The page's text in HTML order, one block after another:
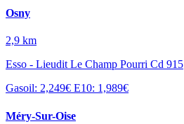
Osny
2,9 km
Esso - Lieudit Le Champ Pourri Cd 915
Gasoil: 2,249€ E10: 1,989€
Méry-Sur-Oise